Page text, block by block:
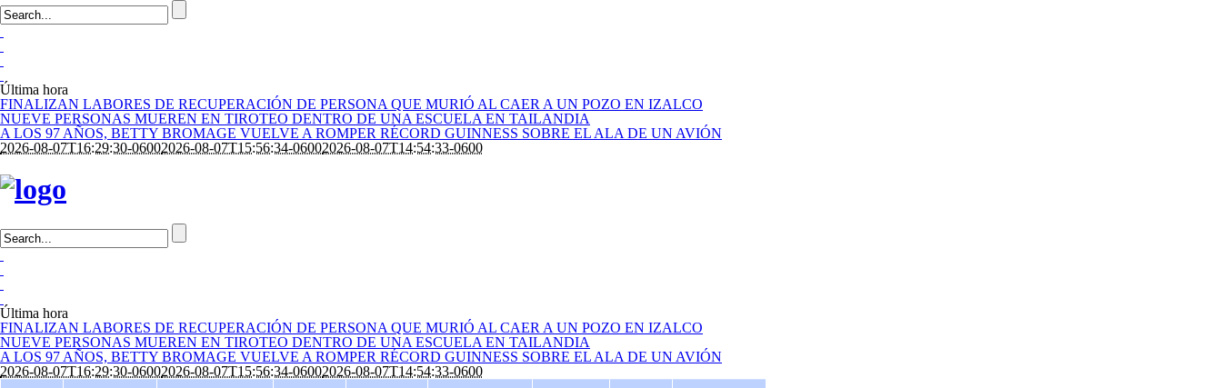
Última hora
FINALIZAN LABORES DE RECUPERACIÓN DE PERSONA QUE MURIÓ AL CAER A UN POZO EN IZALCO
NUEVE PERSONAS MUEREN EN TIROTEO DENTRO DE UNA ESCUELA EN TAILANDIA
A LOS 97 AÑOS, BETTY BROMAGE VUELVE A ROMPER RÉCORD GUINNESS SOBRE EL ALA DE UN AVIÓN
2026-08-07T16:29:30-06002026-08-07T15:56:34-06002026-08-07T14:54:33-0600
Última hora
FINALIZAN LABORES DE RECUPERACIÓN DE PERSONA QUE MURIÓ AL CAER A UN POZO EN IZALCO
NUEVE PERSONAS MUEREN EN TIROTEO DENTRO DE UNA ESCUELA EN TAILANDIA
A LOS 97 AÑOS, BETTY BROMAGE VUELVE A ROMPER RÉCORD GUINNESS SOBRE EL ALA DE UN AVIÓN
2026-08-07T16:29:30-06002026-08-07T15:56:34-06002026-08-07T14:54:33-0600